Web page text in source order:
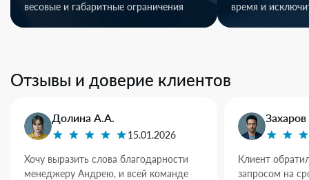
весовые и габаритные ограничения
время и
Отзывы и доверие клиентов
Долина А.А.
15.01.2026
Хочу выразить слова благодарности
менеджеру Андрею, и всей команде
Клиент
запросом на